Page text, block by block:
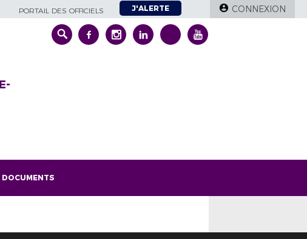
PORTAIL DES OFFICIELS J'ALERTE CONNEXION
DOCUMENTS